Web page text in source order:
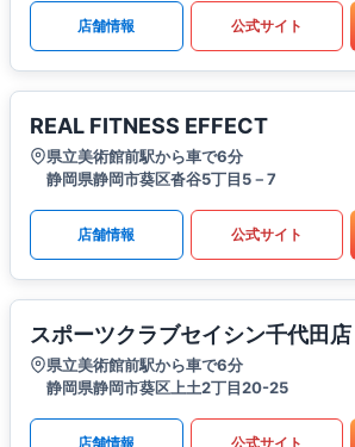
店舗情報 公式サイト
REAL FITNESS EFFECT
県立美術館前駅から車で6分
静岡県静岡市葵区沓谷5丁目5－7
店舗情報 公式サイト
スポーツクラブセイシン千代田店
県立美術館前駅から車で6分
静岡県静岡市葵区上土2丁目20-25
店舗情報 公式サイト